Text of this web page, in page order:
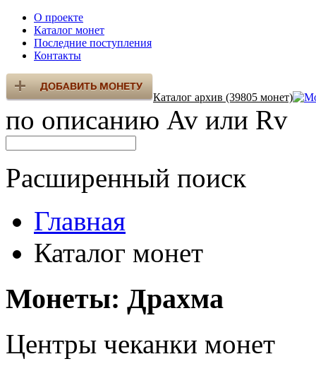
О проекте
Каталог монет
Последние поступления
Контакты
Каталог архив (39805 монет)
по описанию Av или Rv
Расширенный поиск
Главная
Каталог монет
Монеты: Драхма
Центры чеканки монет